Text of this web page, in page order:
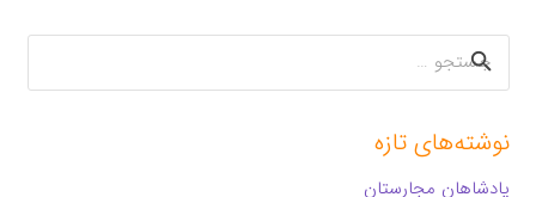
جستجو
برای:
نوشته‌های تازه
پادشاهان مجارستان